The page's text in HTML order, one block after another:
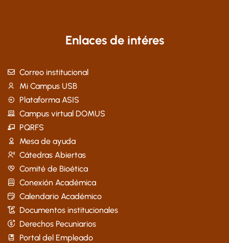
Enlaces de intéres
Correo institucional
Mi Campus USB
Plataforma ASIS
Campus virtual DOMUS
PQRFS
Mesa de ayuda
Cátedras Abiertas
Comité de Bioética
Conexión Académica
Calendario Académico
Documentos institucionales
Derechos Pecuniarios
Portal del Empleado